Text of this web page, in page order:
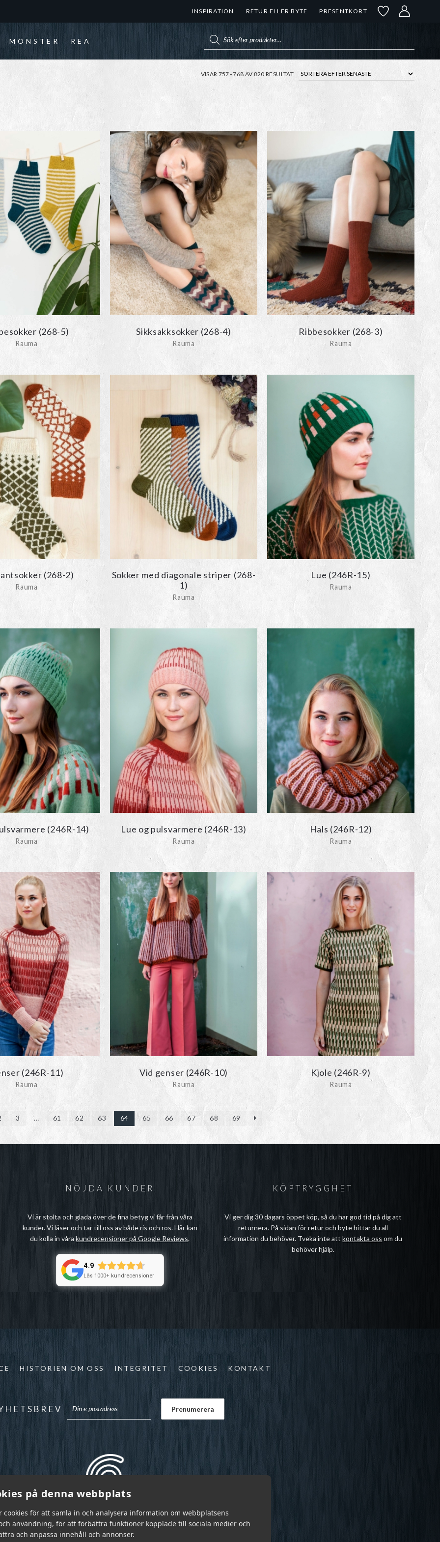
på denna webbplats
cookies för att samla in och analysera information om webbplatsens
användning, för att förbättra funktioner kopplade till sociala medier och
och anpassa innehåll och annonser.
INSPIRATION RETUR ELLER BYTE PRESENTKORT
MÖNSTER REA
VISAR 757–768 AV 820 RESULTATSORTERA
EFTER
(268-5)
Rauma
Sikksakksokker (268-4)
Rauma
Ribbesokker (268-3)
Rauma
(268-2)
Rauma
Sokker med diagonale striper (268-
1)
Rauma
Lue (246R-15)
Rauma
(246R-14)
Rauma
Lue og pulsvarmere (246R-13)
Rauma
Hals (246R-12)
Rauma
(246R-11)
Rauma
Vid genser (246R-10)
Rauma
Kjole (246R-9)
Rauma
3 … 61 62 63 64 65 66 67 68 69
NÖJDA KUNDER
Vi är stolta och glada över de fina betyg vi får från våra
kunder. Vi läser och tar till oss av både ris och ros. Här kan
du kolla in vårakundrecensioner på Google Reviews.
4.9
Läs 1000+ kundrecensioner
KÖPTRYGGHET
Vi ger dig 30 dagars öppet köp, så du har god tid på dig att
returnera. På sidan förretur och bytehittar du all
information du behöver. Tveka inte attkontakta oss om du
behöver hjälp.
HISTORIEN OM OSS INTEGRITET COOKIES KONTAKT